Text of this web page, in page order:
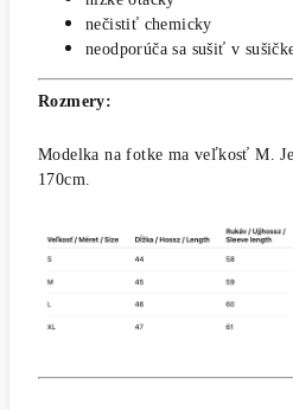
nečistiť chemicky
neodporúča sa sušiť v
Rozmery:
Modelka na fotke ma veľkosť M.
170cm.